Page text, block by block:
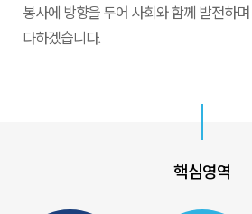
봉사에 방향을 두어 사회와 함께 발전하
다하겠습니다.
핵심영역